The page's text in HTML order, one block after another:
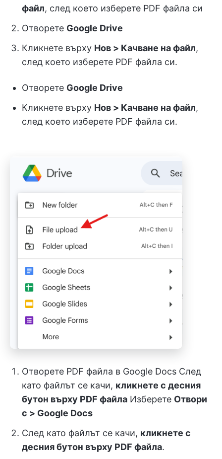
файл, след което изберете PDF файла си
Отворете Google Drive
Кликнете върху Нов > Качване на файл,
след което изберете PDF файла си.
Отворете Google Drive
Кликнете върху Нов > Качване на файл,
след което изберете PDF файла си.
Отворете PDF файла в Google Docs След
като файлът се качи, кликнете с десния
бутон върху PDF файла Изберете Отвори
с > Google Docs
След като файлът се качи, кликнете с
десния бутон върху PDF файла.